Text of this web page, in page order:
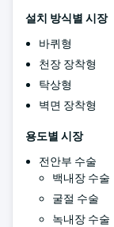
설치 방식별 시장
바퀴형
천장 장착형
탁상형
벽면 장착형
용도별 시장
전안부 수술
백내장 수술
굴절 수술
녹내장 수술